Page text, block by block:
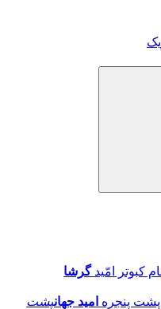
گرشا
امید جهانپشت